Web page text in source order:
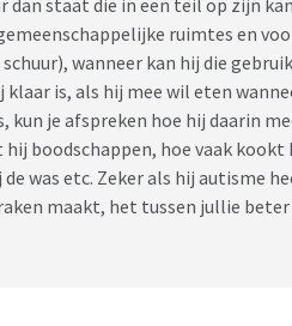
ruimtes en
wanneer kan hij die
is, als hij mee wil eten
kun je afspreken hoe hij daarin
boodschappen, hoe vaak
was etc. Zeker als hij autisme
maakt, het tussen jullie beter